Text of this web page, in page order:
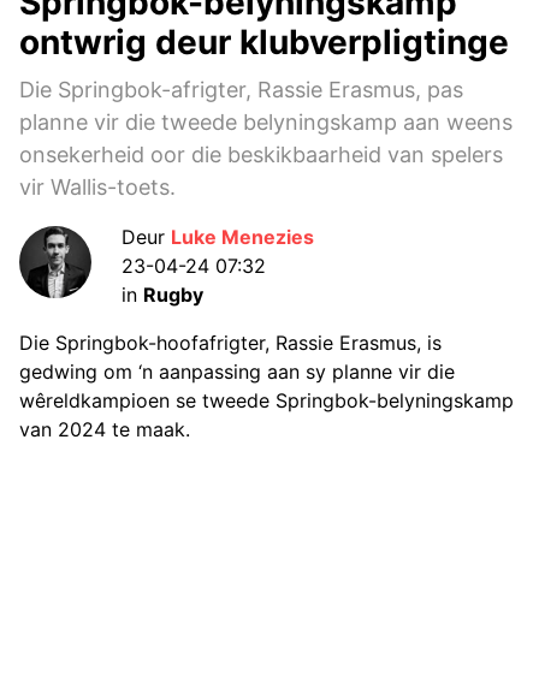
ontwrig deur klubverpligtinge
Die Springbok-afrigter, Rassie Erasmus, pas
planne vir die tweede belyningskamp aan weens
onsekerheid oor die beskikbaarheid van spelers
vir Wallis-toets.
Deur Luke Menezies
23-04-24 07:32
in Rugby
Die Springbok-hoofafrigter, Rassie Erasmus, is
gedwing om ‘n aanpassing aan sy planne vir die
wêreldkampioen se tweede Springbok-belyningskamp
van 2024 te maak.